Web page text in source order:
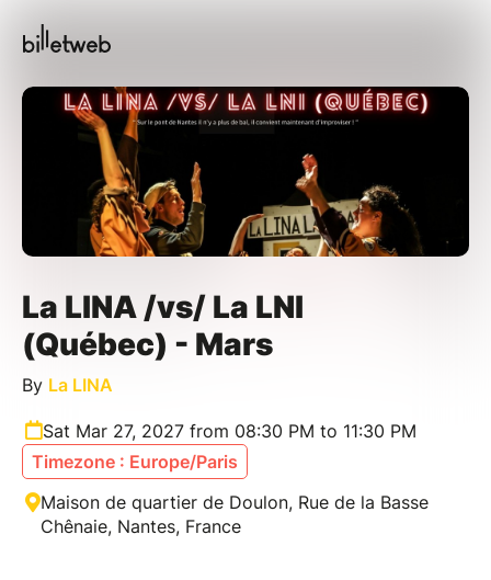
La LINA /vs/ La LNI
(Québec) - Mars
By La LINA
Sat Mar 27, 2027 from 08:30 PM to 11:30 PM
Timezone : Europe/Paris
Maison de quartier de Doulon, Rue de la Basse
Chênaie, Nantes, France